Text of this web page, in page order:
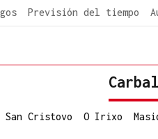
Previsión del tiempo
San Cristovo O Irixo